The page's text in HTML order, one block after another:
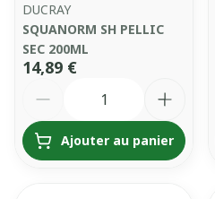
DUCRAY
SQUANORM SH PELLIC
SEC 200ML
14,89 €
Ajouter au panier